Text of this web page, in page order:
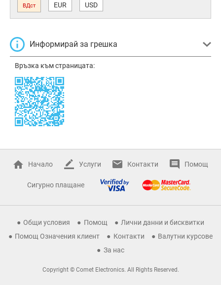
ВДст EUR USD
Информирай за грешка
Връзка към страницата:
Начало Услуги Контакти Помощ
Сигурно плащане
Общи условия Помощ
Лични данни и бисквитки
Помощ Означения клиент
Контакти
Валутни курсове
За нас
Copyright © Comet Electronics. All Rights Reserved.